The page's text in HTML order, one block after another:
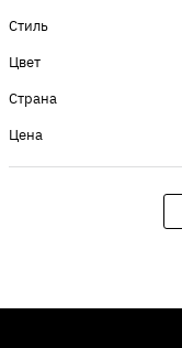
Стиль
Цвет
Страна
Цена